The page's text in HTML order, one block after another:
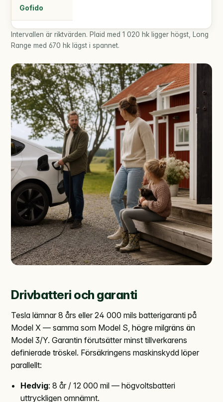
Gofido
Intervallen är riktvärden. Plaid med 1 020 hk ligger högst, Long
Range med 670 hk lägst i spannet.
Drivbatteri och garanti
Tesla lämnar 8 års eller 24 000 mils batterigaranti på
Model X — samma som Model S, högre milgräns än
Model 3/Y. Garantin förutsätter minst tillverkarens
definierade tröskel. Försäkringens maskinskydd löper
parallellt:
Hedvig: 8 år / 12 000 mil — högvoltsbatteri
uttryckligen omnämnt.